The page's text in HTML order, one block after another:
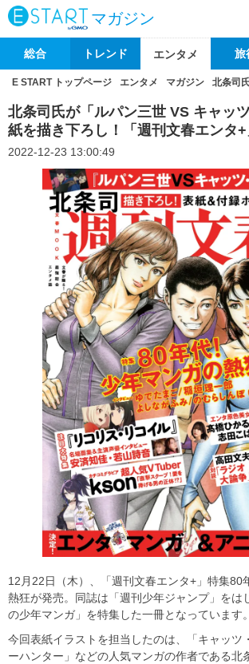
マガジン
総合 トレンド エンタメ 旅
E START トップページ エンタメ マガジン 北条司
北条司氏が「ルパン三世 VS キャッ
紙を描き下ろし！「週刊文春エンタ+
2022-12-23 13:00:49
12月22日（木）、「週刊文春エンタ+」特集80
熱狂が発売。同誌は「週刊少年ジャンプ」をは
の少年マンガ」を特集した一冊となっています。
今回表紙イラストを担当したのは、「キャッツ
ーハンター」などの人気マンガの作者である北